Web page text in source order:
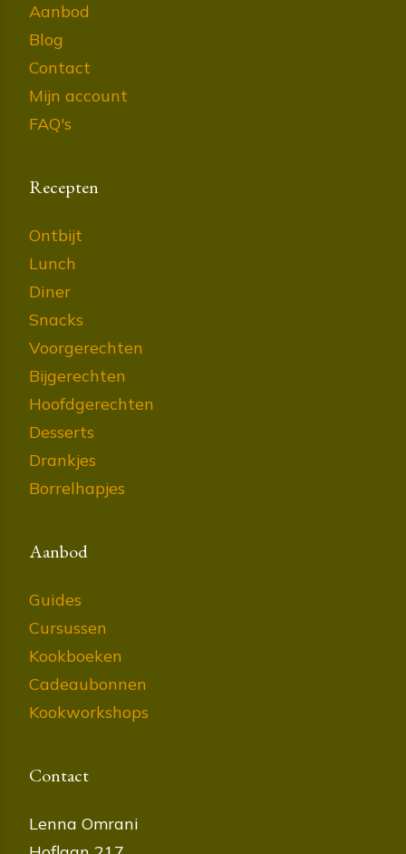
Aanbod
Blog
Contact
Mijn account
FAQ's
Recepten
Ontbijt
Lunch
Diner
Snacks
Voorgerechten
Bijgerechten
Hoofdgerechten
Desserts
Drankjes
Borrelhapjes
Aanbod
Guides
Cursussen
Kookboeken
Cadeaubonnen
Kookworkshops
Contact
Lenna Omrani